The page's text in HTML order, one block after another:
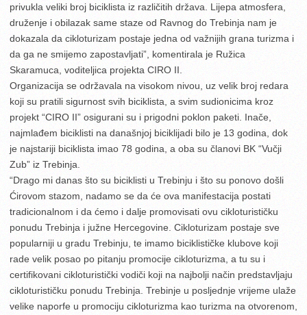
privukla veliki broj biciklista iz različitih država. Lijepa atmosfera,
druženje i obilazak same staze od Ravnog do Trebinja nam je
dokazala da cikloturizam postaje jedna od važnijih grana turizma i
da ga ne smijemo zapostavljati”, komentirala je Ružica
Skaramuca, voditeljica projekta CIRO II.
Organizacija se održavala na visokom nivou, uz velik broj redara
koji su pratili sigurnost svih biciklista, a svim sudionicima kroz
projekt “CIRO II” osigurani su i prigodni poklon paketi. Inače,
najmlađem biciklisti na današnjoj biciklijadi bilo je 13 godina, dok
je najstariji biciklista imao 78 godina, a oba su članovi BK “Vučji
Zub” iz Trebinja.
“Drago mi danas što su biciklisti u Trebinju i što su ponovo došli
Ćirovom stazom, nadamo se da će ova manifestacija postati
tradicionalnom i da ćemo i dalje promovisati ovu cikloturističku
ponudu Trebinja i južne Hercegovine. Cikloturizam postaje sve
popularniji u gradu Trebinju, te imamo biciklističke klubove koji
rade velik posao po pitanju promocije cikloturizma, a tu su i
certifikovani cikloturistički vodiči koji na najbolji način predstavljaju
cikloturističku ponudu Trebinja. Trebinje u posljednje vrijeme ulaže
velike naporfe u promociju cikloturizma kao turizma na otvorenom,